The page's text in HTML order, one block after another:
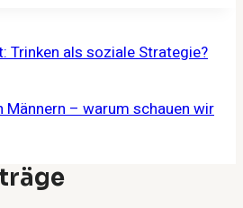
Trinken als soziale Strategie?
– warum schauen wir